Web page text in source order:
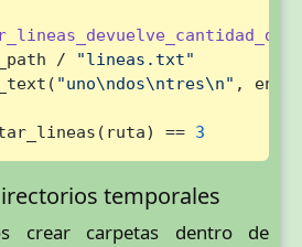
/
"lineas.txt"
"uno\ndos\ntres\n" ,
== 3
temporales
crear carpetas dentro de